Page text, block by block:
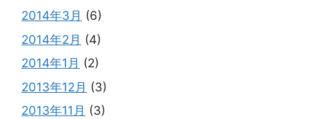
2014年3月 (6)
2014年2月 (4)
2014年1月 (2)
2013年12月 (3)
2013年11月 (3)